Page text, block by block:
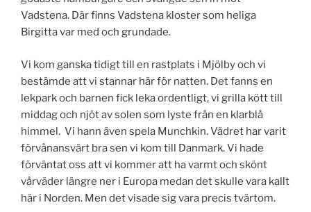
Vadstena. Där finns Vadstena kloster som heliga
Birgitta var med och grundade.
Vi kom ganska tidigt till en rastplats i Mjölby och vi
bestämde att vi stannar här för natten. Det fanns en
lekpark och barnen fick leka ordentligt, vi grilla kött till
middag och njöt av solen som lyste från en klarblå
himmel. Vi hann även spela Munchkin. Vädret har varit
förvånansvärt bra sen vi kom till Danmark. Vi hade
förväntat oss att vi kommer att ha varmt och skönt
vårväder längre ner i Europa medan det skulle vara kallt
här i Norden. Men det visade sig vara precis tvärtom.